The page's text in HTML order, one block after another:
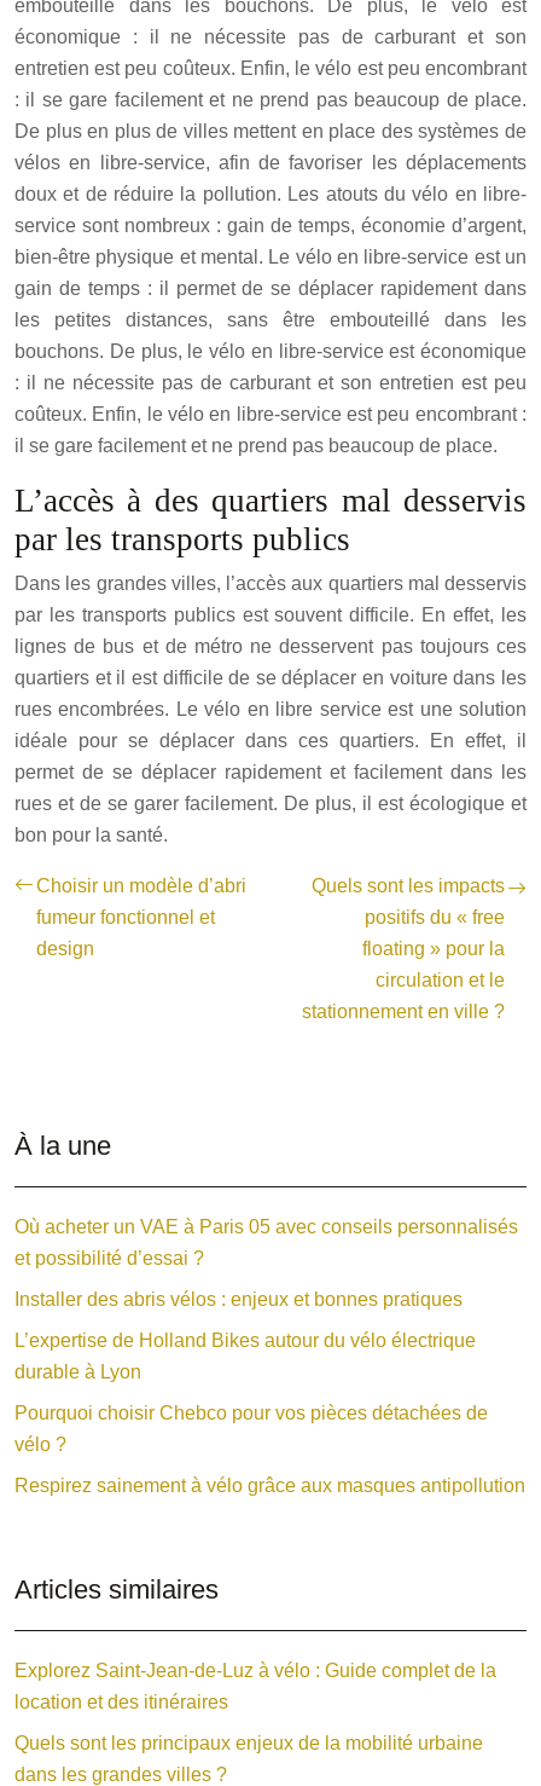
embouteillé dans les bouchons. De plus, le vélo est
économique : il ne nécessite pas de carburant et son
entretien est peu coûteux. Enfin, le vélo est peu encombrant
: il se gare facilement et ne prend pas beaucoup de place.
De plus en plus de villes mettent en place des systèmes de
vélos en libre-service, afin de favoriser les déplacements
doux et de réduire la pollution. Les atouts du vélo en libre-
service sont nombreux : gain de temps, économie d’argent,
bien-être physique et mental. Le vélo en libre-service est un
gain de temps : il permet de se déplacer rapidement dans
les petites distances, sans être embouteillé dans les
bouchons. De plus, le vélo en libre-service est économique
: il ne nécessite pas de carburant et son entretien est peu
coûteux. Enfin, le vélo en libre-service est peu encombrant :
il se gare facilement et ne prend pas beaucoup de place.
L’accès à des quartiers mal desservis
par les transports publics
Dans les grandes villes, l’accès aux quartiers mal desservis
par les transports publics est souvent difficile. En effet, les
lignes de bus et de métro ne desservent pas toujours ces
quartiers et il est difficile de se déplacer en voiture dans les
rues encombrées. Le vélo en libre service est une solution
idéale pour se déplacer dans ces quartiers. En effet, il
permet de se déplacer rapidement et facilement dans les
rues et de se garer facilement. De plus, il est écologique et
bon pour la santé.
Choisir un modèle d’abri
fumeur fonctionnel et
design
Quels sont les impacts
positifs du « free
floating » pour la
circulation et le
stationnement en ville ?
À la une
Où acheter un VAE à Paris 05 avec conseils personnalisés
et possibilité d’essai ?
Installer des abris vélos : enjeux et bonnes pratiques
L’expertise de Holland Bikes autour du vélo électrique
durable à Lyon
Pourquoi choisir Chebco pour vos pièces détachées de
vélo ?
Respirez sainement à vélo grâce aux masques antipollution
Articles similaires
Explorez Saint-Jean-de-Luz à vélo : Guide complet de la
location et des itinéraires
Quels sont les principaux enjeux de la mobilité urbaine
dans les grandes villes ?